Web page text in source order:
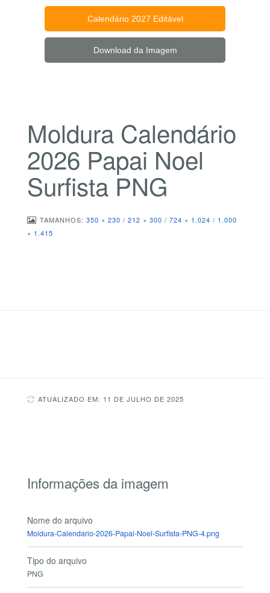
Calendário 2027 Editável
Download da Imagem
Moldura Calendário
2026 Papai Noel
Surfista PNG
TAMANHOS: 350 × 230 / 212 × 300 / 724 × 1.024 / 1.000
× 1.415
ATUALIZADO EM: 11 DE JULHO DE 2025
Informações da imagem
Nome do arquivo
Moldura-Calendario-2026-Papai-Noel-Surfista-PNG-4.png
Tipo do arquivo
PNG